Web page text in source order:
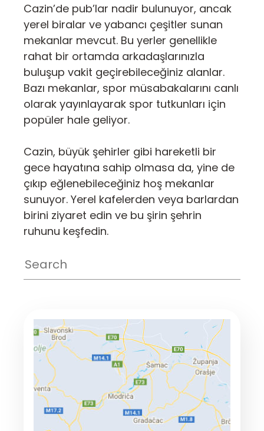
Cazin’de pub’lar nadir bulunuyor, ancak
yerel biralar ve yabancı çeşitler sunan
mekanlar mevcut. Bu yerler genellikle
rahat bir ortamda arkadaşlarınızla
buluşup vakit geçirebileceğiniz alanlar.
Bazı mekanlar, spor müsabakalarını canlı
olarak yayınlayarak spor tutkunları için
popüler hale geliyor.
Cazin, büyük şehirler gibi hareketli bir
gece hayatına sahip olmasa da, yine de
çıkıp eğlenebileceğiniz hoş mekanlar
sunuyor. Yerel kafelerden veya barlardan
birini ziyaret edin ve bu şirin şehrin
ruhunu keşfedin.